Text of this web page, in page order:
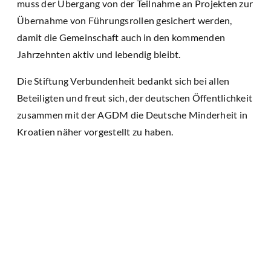
muss der Übergang von der Teilnahme an Projekten zur
Übernahme von Führungsrollen gesichert werden,
damit die Gemeinschaft auch in den kommenden
Jahrzehnten aktiv und lebendig bleibt.
Die Stiftung Verbundenheit bedankt sich bei allen
Beteiligten und freut sich, der deutschen Öffentlichkeit
zusammen mit der AGDM die Deutsche Minderheit in
Kroatien näher vorgestellt zu haben.